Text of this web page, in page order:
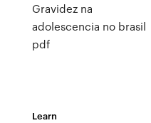
Gravidez na
adolescencia no brasil
pdf
Learn